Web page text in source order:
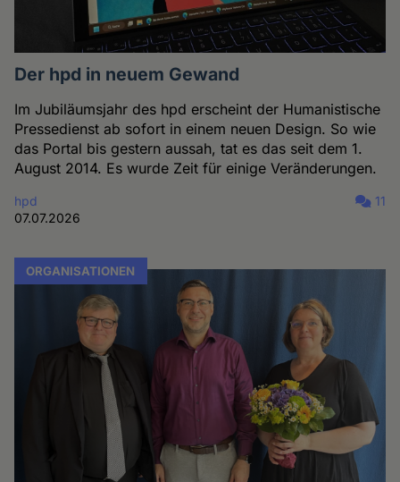
Der hpd in neuem Gewand
Im Jubiläumsjahr des hpd erscheint der Humanistische
Pressedienst ab sofort in einem neuen Design. So wie
das Portal bis gestern aussah, tat es das seit dem 1.
August 2014. Es wurde Zeit für einige Veränderungen.
hpd
07.07.2026
11
ORGANISATIONEN